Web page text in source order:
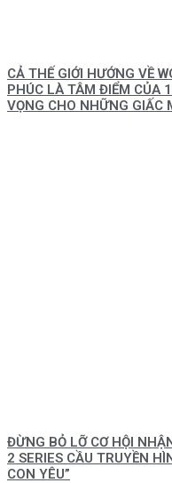
CẢ THẾ GIỚI HƯỚNG VỀ
PHÚC LÀ TÂM ĐIỂM CỦA
VỌNG CHO NHỮNG GIẤC
ĐỪNG BỎ LỠ CƠ HỘI
2 SERIES CẦU TRUYỀN
CON YÊU”